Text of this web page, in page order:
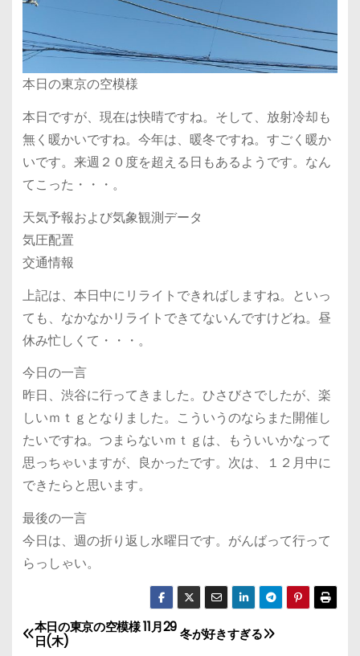
本日の東京の空模様
本日ですが、現在は快晴ですね。そして、放射冷却も
無く暖かいですね。今年は、暖冬ですね。すごく暖か
いです。来週２０度を超える日もあるようです。なん
てこった・・・。
天気予報および気象観測データ
気圧配置
交通情報
上記は、本日中にリライトできればしますね。といっ
ても、なかなかリライトできてないんですけどね。昼
休み忙しくて・・・。
今日の一言
昨日、渋谷に行ってきました。ひさびさでしたが、楽
しいｍｔｇとなりました。こういうのならまた開催し
たいですね。つまらないｍｔｇは、もういいかなって
思っちゃいますが、良かったです。次は、１２月中に
できたらと思います。
最後の一言
今日は、週の折り返し水曜日です。がんばって行って
らっしゃい。
投
冬が好きすぎる
本日の東京の空模様 11月29
日(木)